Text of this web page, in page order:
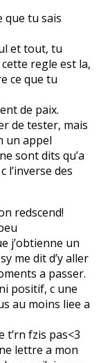
que tu sais
et tout, tu
regle est la,
ce que tu
de paix.
de tester, mais
un appel
sont dits qu’a
l’inverse des
redscend!
j’obtienne un
me dit d’y aller
a passer.
positif, c une
au moins liee a
t’rn fzis pas<3
lettre a mon